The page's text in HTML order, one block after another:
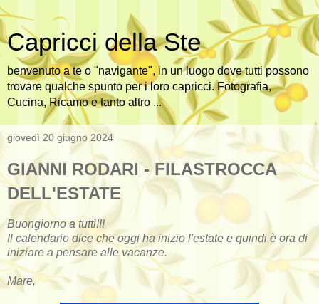
Capricci della Ste
benvenuto a te o "navigante", in un luogo dove tutti possono
trovare qualche spunto per i loro capricci. Fotografia,
Cucina, Ricamo e tanto altro ...
giovedì 20 giugno 2024
GIANNI RODARI - FILASTROCCA
DELL'ESTATE
Buongiorno a tutti!!!
Il calendario dice che oggi ha inizio l'estate e quindi è ora di
iniziare a pensare alle vacanze.
Mare,